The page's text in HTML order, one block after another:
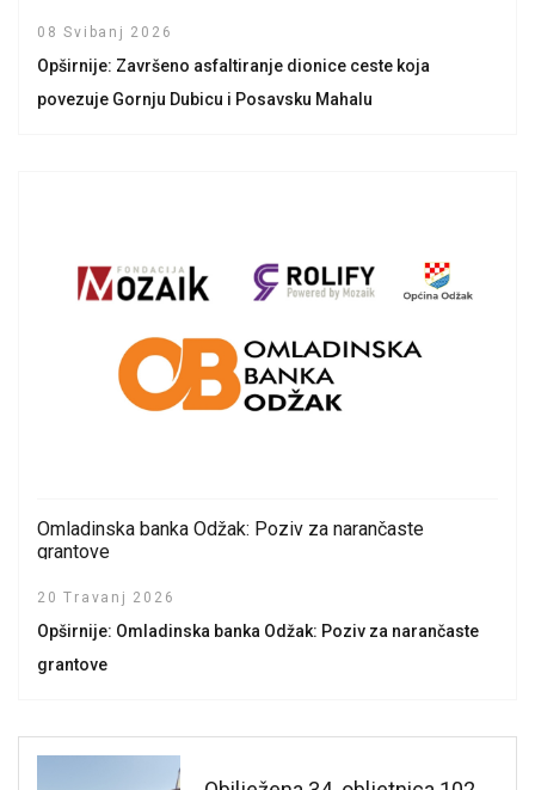
08 Svibanj 2026
Opširnije: Završeno asfaltiranje dionice ceste koja
povezuje Gornju Dubicu i Posavsku Mahalu
Omladinska banka Odžak: Poziv za narančaste
grantove
20 Travanj 2026
Opširnije: Omladinska banka Odžak: Poziv za narančaste
grantove